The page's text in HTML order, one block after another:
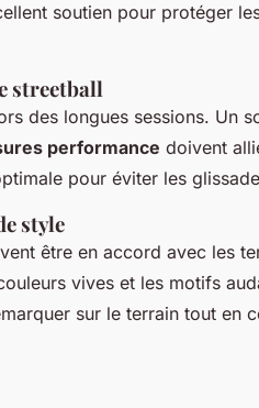
soutien pour protéger
streetball
des longues sessions. Un
performance doivent
pour éviter les
style
être en accord avec les
vives et les motifs
sur le terrain tout en